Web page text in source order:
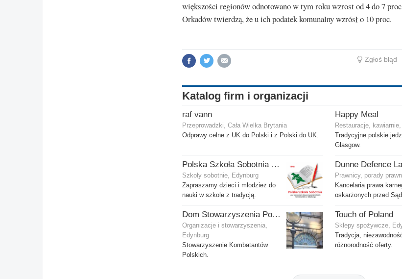
większości regionów odnotowano w tym roku wzrost od 4 do 7
Orkadów twierdzą, że u ich podatek komunalny wzrósł o 10 proc.
Zgłoś błąd
Katalog firm i organizacji
raf vann
Przeprowadzki, Cała Wielka Brytania
Odprawy celne z UK do Polski i z Polski do UK.
Happy Meal
Restauracje,
Tradycyjne polskie
Glasgow.
Polska Szkoła Sobotnia pod patronatem SPK w Edynburgu - Filia Stenhouse
Szkoły sobotnie, Edynburg
Zapraszamy dzieci i młodzież do
nauki w szkole z tradycją.
Dunne Defence
Prawnicy, porady
Kancelaria prawa
oskarżonych przed
Dom Stowarzyszenia Polskich Kombatantów (SPK) w Edynburgu
Organizacje i stowarzyszenia,
Edynburg
Stowarzyszenie Kombatantów
Polskich.
Touch of Poland
Sklepy spożywcze,
Tradycja,
różnorodność oferty.